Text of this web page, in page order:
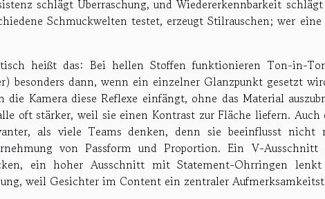
schlägt Überraschung, und Wiedererkennbarkeit
Schmuckwelten testet, erzeugt Stilrauschen; wer
heißt das: Bei hellen Stoffen funktionieren Ton-in-
besonders dann, wenn ein einzelner Glanzpunkt gesetzt
die Kamera diese Reflexe einfängt, ohne das Material
oft stärker, weil sie einen Kontrast zur Fläche liefern.
als viele Teams denken, denn sie beeinflusst nicht
von Passform und Proportion. Ein V-
ein hoher Ausschnitt mit Statement-Ohrringen
weil Gesichter im Content ein zentraler